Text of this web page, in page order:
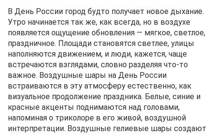
В День России город будто получает новое дыхание.
Утро начинается так же, как всегда, но в воздухе
появляется ощущение обновления — мягкое, светлое,
праздничное. Площади становятся светлее, улицы
наполняются движением, и люди, кажется, чаще
встречаются взглядами, словно разделяя что-то
важное. Воздушные шары на День России
встраиваются в эту атмосферу естественно, как
визуальное продолжение праздника. Белые, синие и
красные акценты поднимаются над головами,
напоминая о триколоре в его живой, воздушной
интерпретации. Воздушные гелиевые шары создают